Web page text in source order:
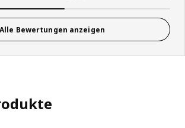
Alle Bewertungen anzeigen